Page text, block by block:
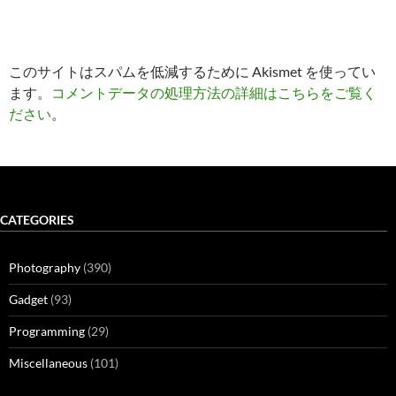
このサイトはスパムを低減するために Akismet を使ってい
ます。
コメントデータの処理方法の詳細はこちらをご覧く
ださい。
CATEGORIES
Photography (390)
Gadget (93)
Programming (29)
Miscellaneous (101)